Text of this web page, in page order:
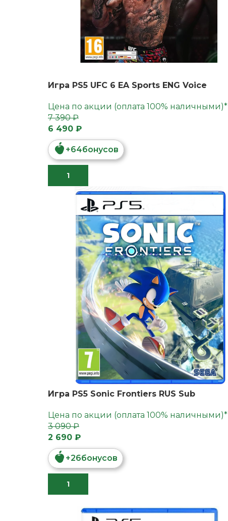
Игра PS5 UFC 6 EA Sports ENG Voice
Цена по акции (оплата 100% наличными)*
6 490 ₽
+64бонусов
7 390 ₽
В КОРЗИНУ
Игра PS5 Sonic Frontiers RUS Sub
Цена по акции (оплата 100% наличными)*
2 690 ₽
+26бонусов
3 090 ₽
В КОРЗИНУ